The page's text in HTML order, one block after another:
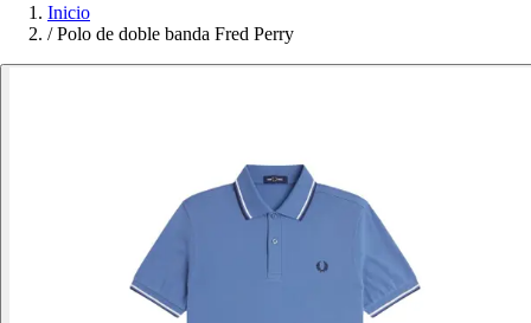
Inicio
/ Polo de doble banda Fred Perry